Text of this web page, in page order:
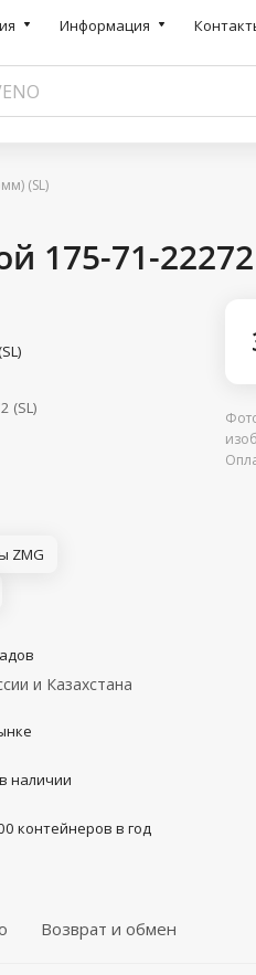
Информация
(SL)
175-71-
(SL)
ZMG
и Казахстана
наличии
контейнеров в год
Возврат и обмен